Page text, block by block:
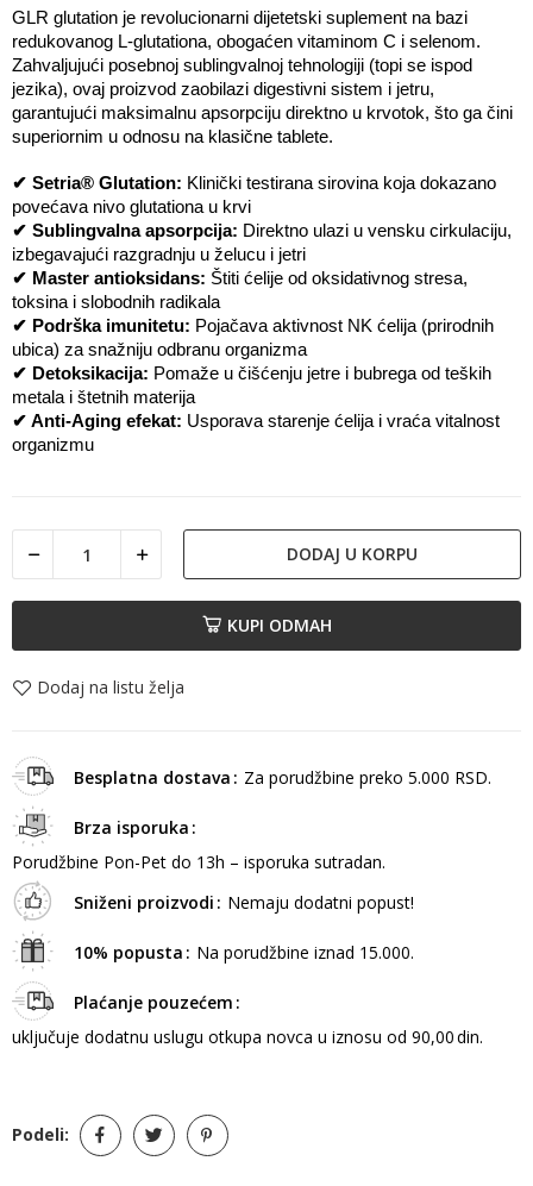
GLR glutation je revolucionarni dijetetski suplement na bazi
redukovanog L-glutationa, obogaćen vitaminom C i selenom.
Zahvaljujući posebnoj sublingvalnoj tehnologiji (topi se ispod
jezika), ovaj proizvod zaobilazi digestivni sistem i jetru,
garantujući maksimalnu apsorpciju direktno u krvotok, što ga čini
superiornim u odnosu na klasične tablete.
✔ Setria® Glutation: Klinički testirana sirovina koja dokazano
povećava nivo glutationa u krvi
✔ Sublingvalna apsorpcija: Direktno ulazi u vensku cirkulaciju,
izbegavajući razgradnju u želucu i jetri
✔ Master antioksidans: Štiti ćelije od oksidativnog stresa,
toksina i slobodnih radikala
✔ Podrška imunitetu: Pojačava aktivnost NK ćelija (prirodnih
ubica) za snažniju odbranu organizma
✔ Detoksikacija: Pomaže u čišćenju jetre i bubrega od teških
metala i štetnih materija
✔ Anti-Aging efekat: Usporava starenje ćelija i vraća vitalnost
organizmu
DODAJ U KORPU
KUPI ODMAH
Dodaj na listu želja
Besplatna dostava Za porudžbine preko 5.000 RSD.
Brza isporuka
Porudžbine Pon-Pet do 13h – isporuka sutradan.
Sniženi proizvodi
Nemaju dodatni popust!
10% popusta Na porudžbine iznad 15.000.
Plaćanje pouzećem
uključuje dodatnu uslugu otkupa novca u iznosu od 90,00 din.
Podeli: